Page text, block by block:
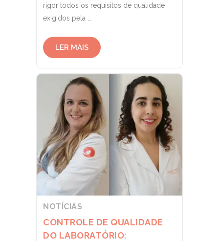
rigor todos os requisitos de qualidade
exigidos pela ...
LER MAIS
NOTÍCIAS
CONTROLE DE QUALIDADE
DO LABORATÓRIO: